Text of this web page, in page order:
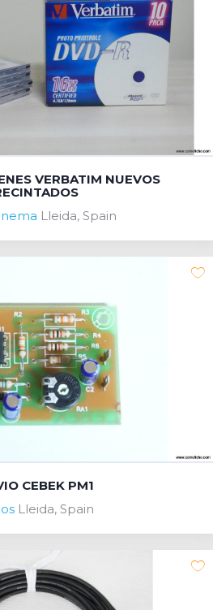
VERBATIM NUEVOS
Lleida, Spain
CEBEK PM1
Lleida, Spain